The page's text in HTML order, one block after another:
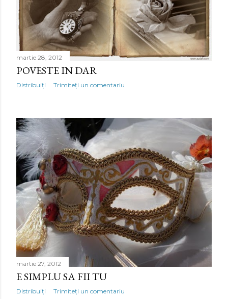
i
martie 28, 2012
POVESTE IN DAR
Distribuiți Trimiteți un comentariu
martie 27, 2012
E SIMPLU SA FII TU
Distribuiți Trimiteți un comentariu